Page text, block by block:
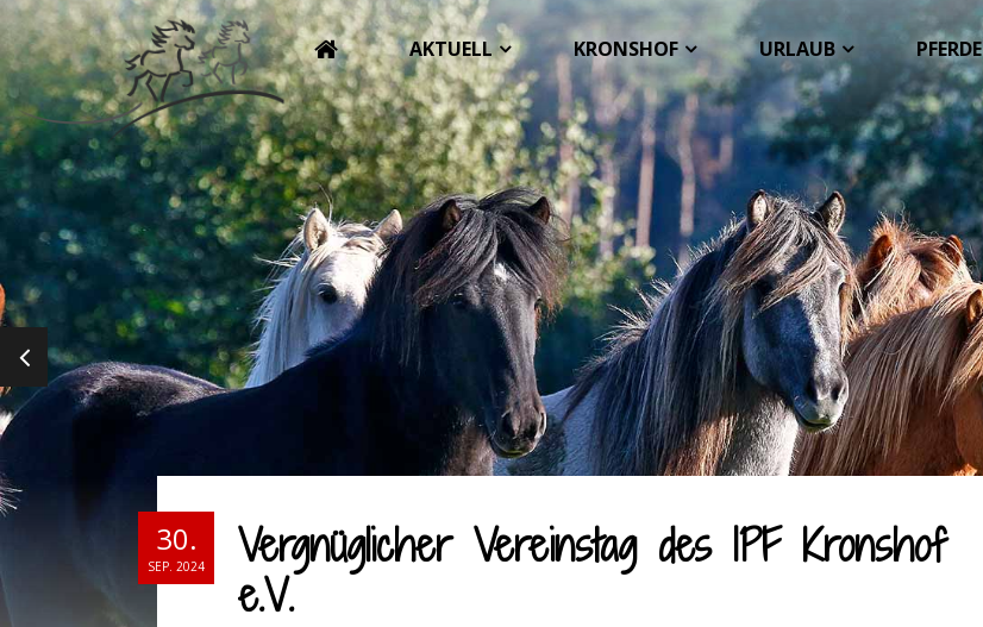
AKTUELL KRONSHOF URLAUB PFERDE
PREVIOUS
30.
SEP. 2024
Vergnüglicher Vereinstag des IPF Kronshof
e.V.